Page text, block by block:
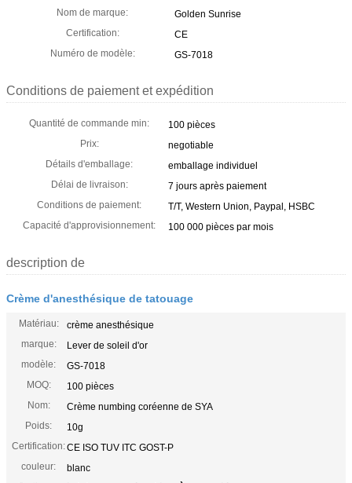
Nom de marque:
Golden Sunrise
Certification:
CE
Numéro de modèle:
GS-7018
Conditions de paiement et expédition
Quantité de commande min:
100 pièces
Prix:
negotiable
Détails d'emballage:
emballage individuel
Délai de livraison:
7 jours après paiement
Conditions de paiement:
T/T, Western Union, Paypal, HSBC
Capacité d'approvisionnement:
100 000 pièces par mois
description de
Crème d'anesthésique de tatouage
Matériau:
crème anesthésique
marque:
Lever de soleil d'or
modèle:
GS-7018
MOQ:
100 pièces
Nom:
Crème numbing coréenne de SYA
Poids:
10g
Certification:CE ISO TUV ITC GOST-P
couleur:
blanc